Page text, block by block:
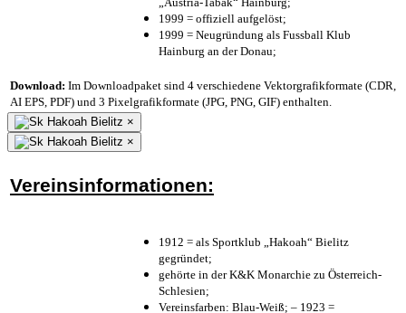
1999 = offiziell aufgelöst;
1999 = Neugründung als Fussball Klub
Hainburg an der Donau;
Download: Im Downloadpaket sind 4 verschiedene Vektorgrafikformate (CDR,
AI EPS, PDF) und 3 Pixelgrafikformate (JPG, PNG, GIF) enthalten.
×
×
Vereinsinformationen:
1912 = als Sportklub „Hakoah“ Bielitz
gegründet;
gehörte in der K&K Monarchie zu Österreich-
Schlesien;
Vereinsfarben: Blau-Weiß; – 1923 =